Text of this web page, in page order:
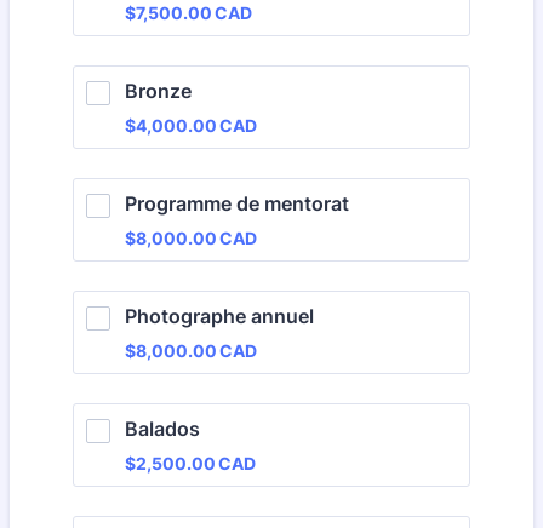
$7,500.00 CAD
$7,500.00CAD
Bronze
$4,000.00 CAD
$4,000.00CAD
Programme de mentorat
$8,000.00 CAD
$8,000.00CAD
Photographe annuel
$8,000.00 CAD
$8,000.00CAD
Balados
$2,500.00 CAD
$2,500.00CAD